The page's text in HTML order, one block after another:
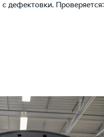
дефектовки. Проверяется: